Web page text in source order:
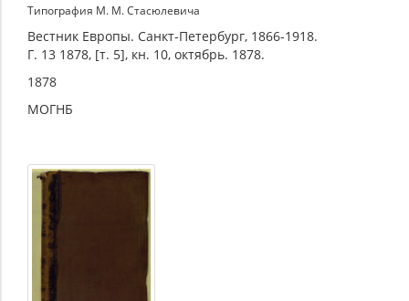
Типография М. М. Стасюлевича
Вестник Европы. Санкт-Петербург, 1866-1918.
Г. 13 1878, [т. 5], кн. 10, октябрь. 1878.
1878
МОГНБ